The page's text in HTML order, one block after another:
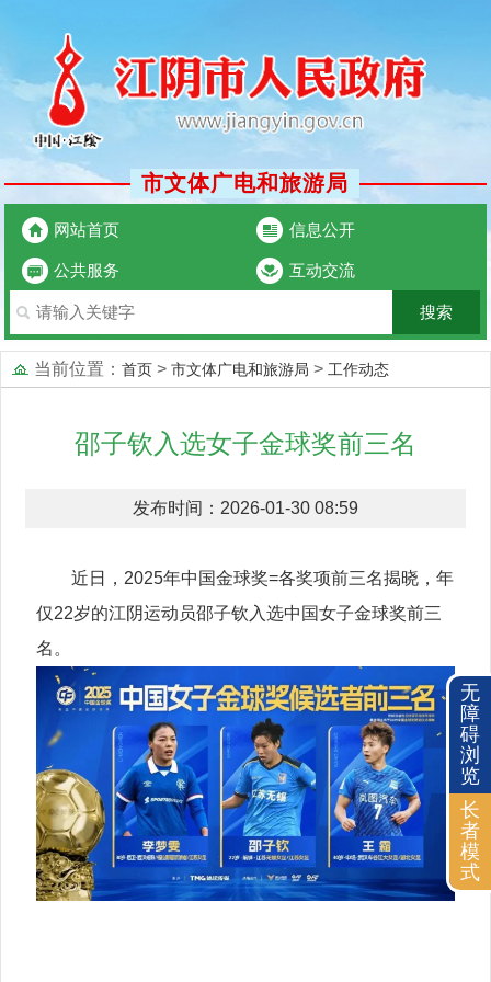
市文体广电和旅游局
网站首页 信息公开
公共服务 互动交流
当前位置： 首页 > 市文体广电和旅游局 > 工作动态
邵子钦入选女子金球奖前三名
发布时间：2026-01-30 08:59
近日，2025年中国金球奖=各奖项前三名揭晓，年
仅22岁的江阴运动员邵子钦入选中国女子金球奖前三
名。
无
障
碍
浏
览
长
者
模
式